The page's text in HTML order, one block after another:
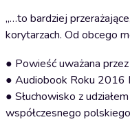
„…to bardziej
korytarzach. Od obcego
● Powieść uważana
● Audiobook Roku 2016
● Słuchowisko z
współczesnego